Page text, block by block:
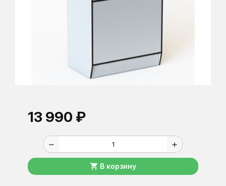
13 990 ₽
remove add
shopping_cart В корзину